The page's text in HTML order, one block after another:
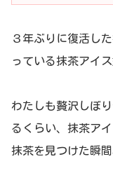
３年ぶりに復活し
っている抹茶アイ
わたしも贅沢しぼ
るくらい、抹茶ア
抹茶を見つけた瞬